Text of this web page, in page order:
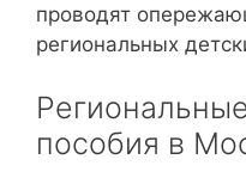
проводят
региональных
пособия в